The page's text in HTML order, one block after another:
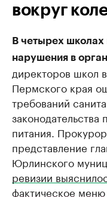
вокруг
В четырех
нарушения в
директоров школ
Пермского края
требований
законодательства
питания.
представление
Юрлинского
ревизии
фактическое меню